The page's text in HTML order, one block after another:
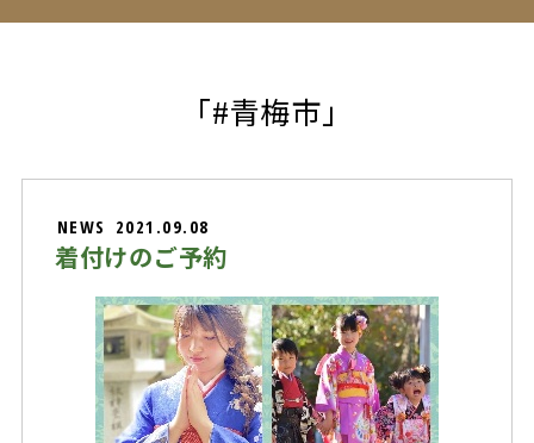
「#青梅市」
NEWS 2021.09.08
着付けのご予約